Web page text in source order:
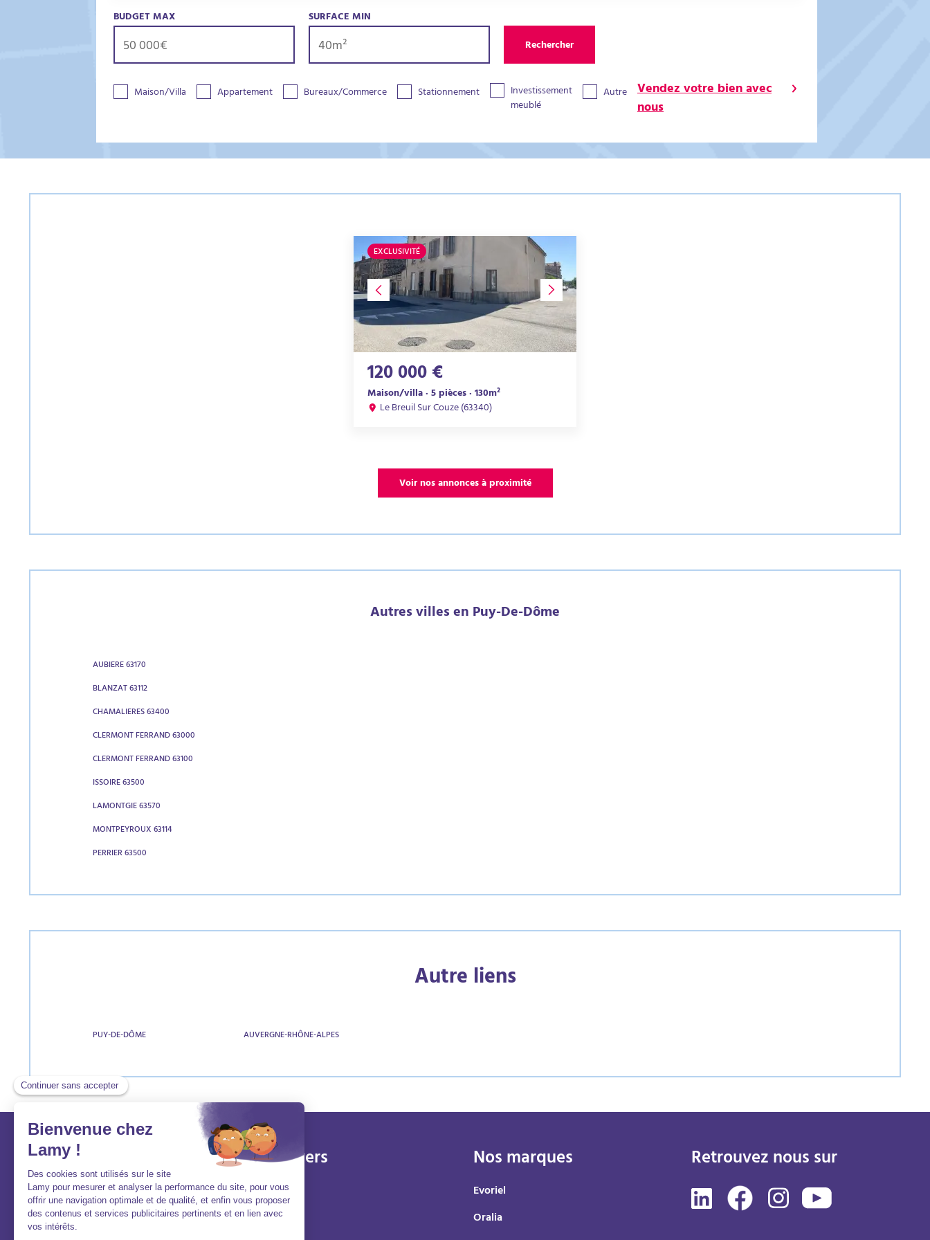
BUDGET MAX
SURFACE MIN
Rechercher
Maison/Villa Appartement Bureaux/Commerce Stationnement Investissement
meublé
Autre Vendez votre bien avec
nous
EXCLUSIVITÉ
120 000 €
Maison/villa · 5 pièces · 130m²
Le Breuil Sur Couze (63340)
Voir nos annonces à proximité
Autres villes en Puy-De-Dôme
AUBIERE 63170
BLANZAT 63112
CHAMALIERES 63400
CLERMONT FERRAND 63000
CLERMONT FERRAND 63100
ISSOIRE 63500
LAMONTGIE 63570
MONTPEYROUX 63114
PERRIER 63500
Autre liens
PUY-DE-DÔME AUVERGNE-RHÔNE-ALPES
Lamy et vous
Aide et contact
FAQ
Aller vers
Acheter
Louer
Nos marques
Evoriel
Oralia
Retrouvez nous sur